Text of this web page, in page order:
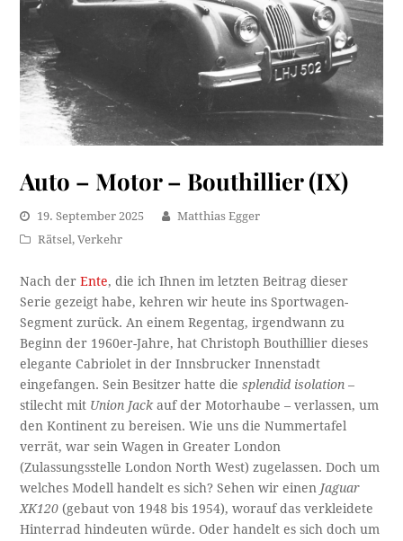
Auto – Motor – Bouthillier (IX)
19. September 2025
Matthias Egger
Rätsel,Verkehr
Nach derEnte, die ich Ihnen im letzten Beitrag dieser
Serie gezeigt habe, kehren wir heute ins Sportwagen-
Segment zurück. An einem Regentag, irgendwann zu
Beginn der 1960er-Jahre, hat Christoph Bouthillier dieses
elegante Cabriolet in der Innsbrucker Innenstadt
eingefangen. Sein Besitzer hatte diesplendid isolation –
stilecht mit Union Jackauf der Motorhaube – verlassen, um
den Kontinent zu bereisen. Wie uns die Nummertafel
verrät, war sein Wagen in Greater London
(Zulassungsstelle London North West) zugelassen. Doch um
welches Modell handelt es sich? Sehen wir einen Jaguar
XK120 (gebaut von 1948 bis 1954), worauf das verkleidete
Hinterrad hindeuten würde. Oder handelt es sich doch um